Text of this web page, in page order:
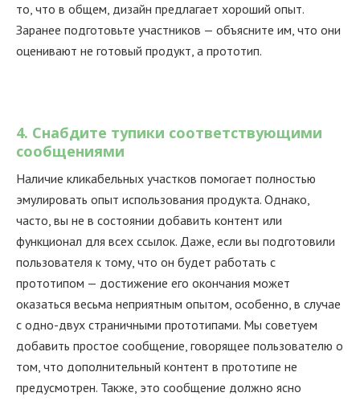
то, что в общем, дизайн предлагает хороший опыт.
Заранее подготовьте участников — объясните им, что они
оценивают не готовый продукт, а прототип.
4. Снабдите тупики соответствующими
сообщениями
Наличие кликабельных участков помогает полностью
эмулировать опыт использования продукта. Однако,
часто, вы не в состоянии добавить контент или
функционал для всех ссылок. Даже, если вы подготовили
пользователя к тому, что он будет работать с
прототипом — достижение его окончания может
оказаться весьма неприятным опытом, особенно, в случае
с одно-двух страничными прототипами. Мы советуем
добавить простое сообщение, говорящее пользователю о
том, что дополнительный контент в прототипе не
предусмотрен. Также, это сообщение должно ясно